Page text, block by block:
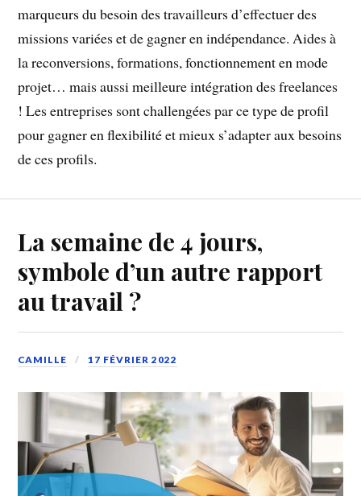
marqueurs du besoin des travailleurs d’effectuer des
missions variées et de gagner en indépendance. Aides à
la reconversions, formations, fonctionnement en mode
projet… mais aussi meilleure intégration des freelances
! Les entreprises sont challengées par ce type de profil
pour gagner en flexibilité et mieux s’adapter aux besoins
de ces profils.
La semaine de 4 jours,
symbole d’un autre rapport
au travail ?
CAMILLE 17 FÉVRIER 2022